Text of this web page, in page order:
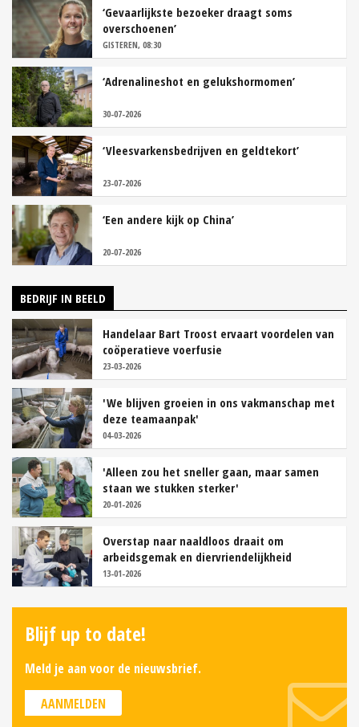
‘Gevaarlijkste bezoeker draagt soms
overschoenen’
GISTEREN, 08:30
‘Adrenalineshot en gelukshormomen’
30-07-2026
‘Vleesvarkensbedrijven en geldtekort’
23-07-2026
‘Een andere kijk op China’
20-07-2026
BEDRIJF IN BEELD
Handelaar Bart Troost ervaart voordelen van
coöperatieve voerfusie
23-03-2026
'We blijven groeien in ons vakmanschap met
deze teamaanpak'
04-03-2026
'Alleen zou het sneller gaan, maar samen
staan we stukken sterker'
20-01-2026
Overstap naar naaldloos draait om
arbeidsgemak en diervriendelijkheid
13-01-2026
Blijf up to date!
Meld je aan voor de nieuwsbrief.
AANMELDEN